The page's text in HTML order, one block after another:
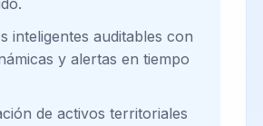
inteligentes auditables con
y alertas en tiempo
de activos territoriales